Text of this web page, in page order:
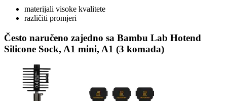
materijali visoke kvalitete
različiti promjeri
Često naručeno zajedno sa Bambu Lab Hotend
Silicone Sock, A1 mini, A1 (3 komada)